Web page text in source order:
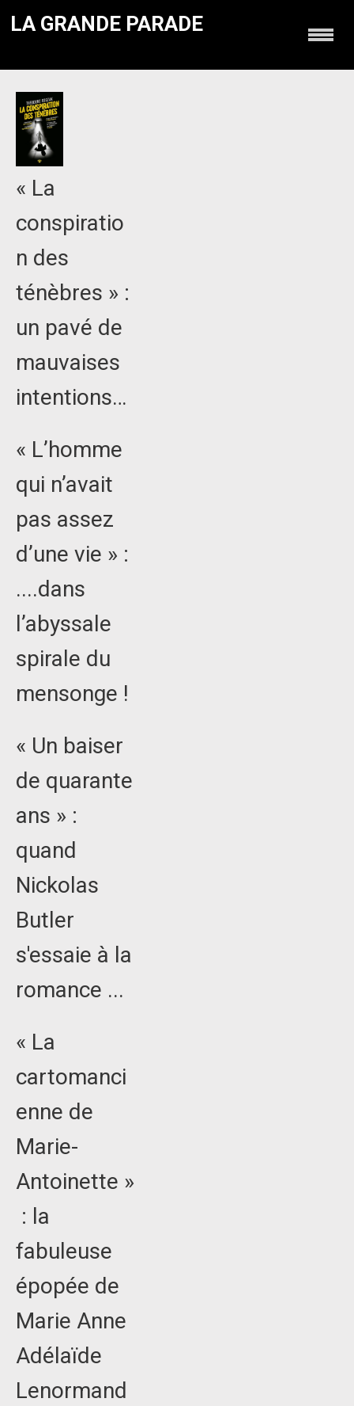
LA GRANDE PARADE
« La
conspiratio
n des
ténèbres » :
un pavé de
mauvaises
intentions…
« L’homme
qui n’avait
pas assez
d’une vie » :
....dans
l’abyssale
spirale du
mensonge !
« Un baiser
de quarante
ans » :
quand
Nickolas
Butler
s'essaie à la
romance ...
« La
cartomanci
enne de
Marie-
Antoinette »
: la
fabuleuse
épopée de
Marie Anne
Adélaïde
Lenormand